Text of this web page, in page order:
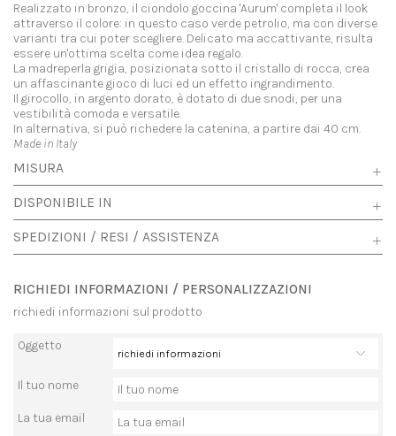
Realizzato in bronzo, il ciondolo goccina 'Aurum' completa il look
attraverso il colore: in questo caso verde petrolio, ma con diverse
varianti tra cui poter scegliere. Delicato ma accattivante, risulta
essere un'ottima scelta come idea regalo.
La madreperla grigia, posizionata sotto il cristallo di rocca, crea
un affascinante gioco di luci ed un effetto ingrandimento.
Il girocollo, in argento dorato, è dotato di due snodi, per una
vestibilità comoda e versatile.
In alternativa, si può richedere la catenina, a partire dai 40 cm.
Made in Italy
MISURA
DISPONIBILE IN
SPEDIZIONI / RESI / ASSISTENZA
RICHIEDI INFORMAZIONI / PERSONALIZZAZIONI
richiedi informazioni sul prodotto
Oggetto
Il tuo nome
La tua email